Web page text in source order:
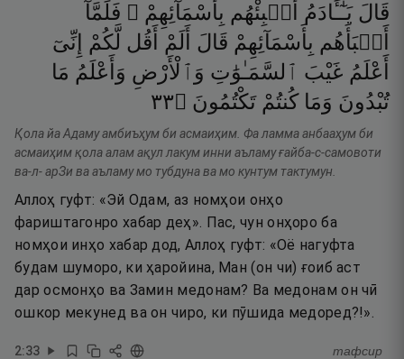
قَالَ يَـٰٓـَٔادَمُ أَنۢبِئْهُم بِأَسْمَآئِهِمْ ۖ فَلَمَّآ
أَنۢبَأَهُم بِأَسْمَآئِهِمْ قَالَ أَلَمْ أَقُل لَّكُمْ إِنِّىٓ
أَعْلَمُ غَيْبَ ٱلسَّمَـٰوَٰتِ وَٱلْأَرْضِ وَأَعْلَمُ مَا
تُبْدُونَ وَمَا كُنتُمْ تَكْتُمُونَ ۝٣٣
Қола йа Адаму амбиъҳум би асмаиҳим. Фа ламма анбааҳум би
асмаиҳим қола алам ақул лакум инни аъламу ғайба-с-самовоти
ва-л- арЗи ва аъламу мо тубдуна ва мо кунтум тактумун.
Аллоҳ гуфт: «Эй Одам, аз номҳои онҳо
фариштагонро хабар деҳ». Пас, чун онҳоро ба
номҳои инҳо хабар дод, Аллоҳ гуфт: «Оё нагуфта
будам шуморо, ки ҳаройина, Ман (он чи) ғоиб аст
дар осмонҳо ва Замин медонам? Ва медонам он чӣ
ошкор мекунед ва он чиро, ки пӯшида медоред?!».
2:33 тафсир